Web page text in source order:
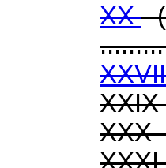
XX-
XXIX
XXX
XXXI